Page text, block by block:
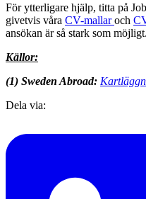
För ytterligare hjälp, titta på
givetvis våra CV-mallaroch
ansökan är så stark som
Källor:
(1) Sweden Abroad:
Dela via: